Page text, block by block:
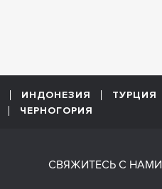
ИНДОНЕЗИЯ ТУРЦИЯ
ЧЕРНОГОРИЯ
СВЯЖИТЕСЬ С НАМИ